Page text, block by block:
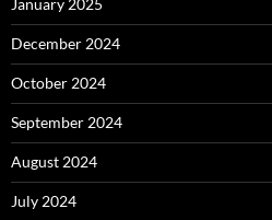
January 2025
December 2024
October 2024
September 2024
August 2024
July 2024